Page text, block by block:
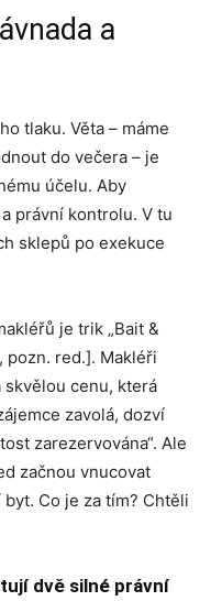
a
tlaku. Věta – máme
do večera – je
účelu. Aby
právní kontrolu. V tu
sklepů po exekuce
je trik „Bait &
pozn. red.]. Makléři
cenu, která
zavolá, dozví
zarezervována“. Ale
začnou vnucovat
Co je za tím? Chtěli
dvě silné právní